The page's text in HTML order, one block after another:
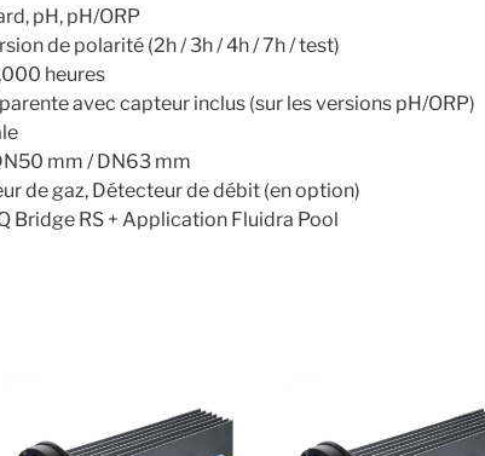
pH, pH/ORP
de polarité (2h / 3h / 4h / 7h / test)
heures
avec capteur inclus (sur les versions pH/ORP)
mm / DN63 mm
de gaz, Détecteur de débit (en option)
Bridge RS + Application Fluidra Pool